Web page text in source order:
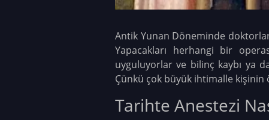
Antik Yunan Döneminde
Yapacakları herhangi bir
uyguluyorlar ve bilinç kaybı ya
Çünkü çok büyük ihtimalle kişinin
Tarihte Anestezi